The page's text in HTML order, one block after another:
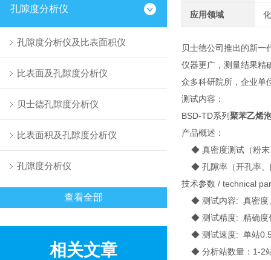
孔隙度分析仪
孔隙度分析仪及比表面积仪
比表面及孔隙度分析仪
贝士德孔隙度分析仪
比表面积及孔隙度分析仪
孔隙度分析仪
查看全部
相关文章
应用领域
贝士德公司推出的新一
仪器更广，测量结果精
众多科研院所，企业单
测试内容：
BSD-TD系列聚苯乙烯
产品概述：
◆ 真密度测试（粉末
◆ 孔隙率（开孔率、
技术参数 / technical
◆ 测试内容: 真密度
◆ 测试精度: 精确度
◆ 测试速度: 单站0.5-
◆ 分析站数量：1-2